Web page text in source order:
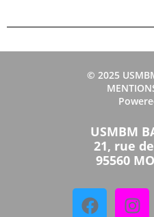
© 2025
USMBM
21, rue
95560